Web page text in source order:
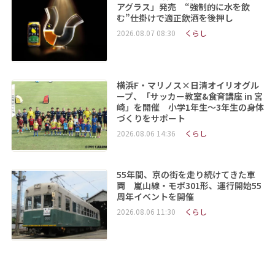
アグラス」発売 “強制的に水を飲
む”仕掛けで適正飲酒を後押し
2026.08.07 08:30 くらし
横浜F・マリノス×日清オイリオグル
ープ、「サッカー教室&食育講座 in 宮
崎」を開催 小学1年生～3年生の身体
づくりをサポート
2026.08.06 14:36 くらし
55年間、京の街を走り続けてきた車
両 嵐山線・モボ301形、運行開始55
周年イベントを開催
2026.08.06 11:30 くらし